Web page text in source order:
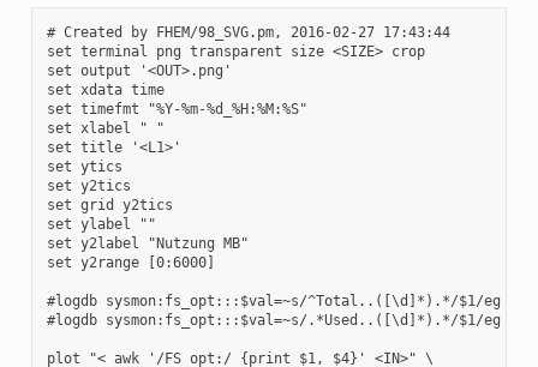
# Created by FHEM/98_SVG.pm, 2016-02-27 17:43:44
set terminal png transparent size <SIZE> crop
set output '<OUT>.png'
set xdata time
set timefmt "%Y-%m-%d_%H:%M:%S"
set xlabel " "
set title '<L1>'
set ytics
set y2tics
set grid y2tics
set ylabel ""
set y2label "Nutzung MB"
set y2range [0:6000]
#logdb sysmon:fs_opt:::$val=~s/^Total..([\d]*).*/$1/eg
#logdb sysmon:fs_opt:::$val=~s/.*Used..([\d]*).*/$1/eg
plot "< awk '/FS opt:/ {print $1, $4}' <IN>" \